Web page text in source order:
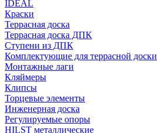
IDEAL
Краски
Террасная доска
Террасная доска ДПК
Ступени из ДПК
Комплектующие для террасной доски
Монтажные лаги
Кляймеры
Клипсы
Торцевые элементы
Инженерная доска
Регулируемые опоры
HILST металлические